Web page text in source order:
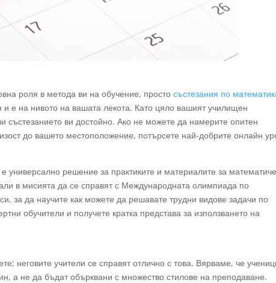
роля в метода ви на обучение, простосъстезания по
и е на нивото на вашата лекота. Като цяло вашият училищен
ви достойно. Ако не можете да намерите опитен
до вашето местоположение, потърсете най-добрите онлайн
решение за практиките и материалите за
в мисията да се справят с Международната олимпиада по
за да научите как можете да решавате трудни видове задачи по
обучители и получете кратка представа за използването на
неговите учители се справят отлично с това. Вярваме, че
а не да бъдат обърквани с множество стилове на преподаване.